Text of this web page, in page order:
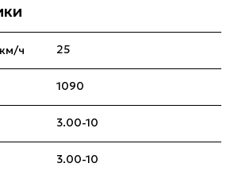
ч 25
1090
3.00-10
3.00-10